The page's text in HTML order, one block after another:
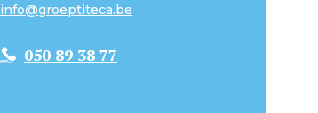
info@groeptiteca.be
050 89 38 77